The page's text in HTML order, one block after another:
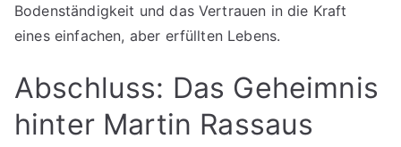
Bodenständigkeit und das Vertrauen in die Kraft
eines einfachen, aber erfüllten Lebens.
Abschluss: Das Geheimnis
hinter Martin Rassaus